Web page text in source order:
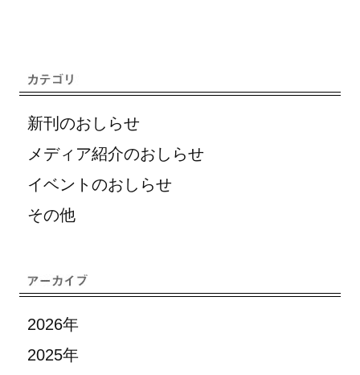
新刊のおしらせ
メディア紹介のおしらせ
イベントのおしらせ
その他
2026年
2025年